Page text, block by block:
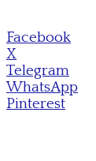
Facebook
X
Telegram
WhatsApp
Pinterest